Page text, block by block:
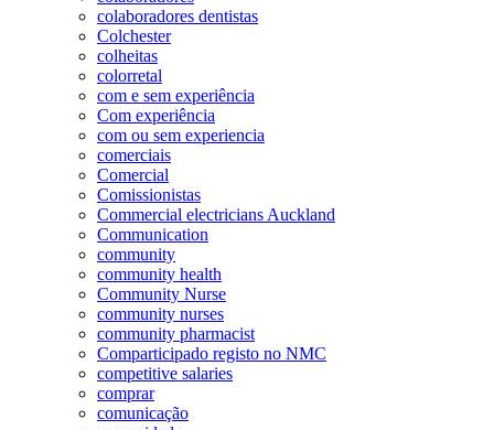
colaboradores dentistas
Colchester
colheitas
colorretal
com e sem experiência
Com experiência
com ou sem experiencia
comerciais
Comercial
Comissionistas
Commercial electricians Auckland
Communication
community
community health
Community Nurse
community nurses
community pharmacist
Comparticipado registo no NMC
competitive salaries
comprar
comunicação